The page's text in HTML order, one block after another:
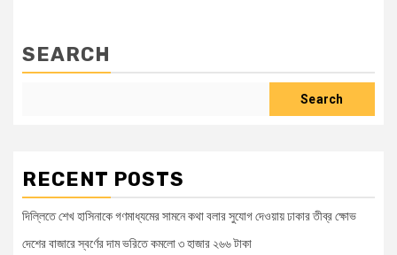
SEARCH
Search
RECENT POSTS
দিল্লিতে শেখ হাসিনাকে গণমাধ্যমের সামনে কথা বলার সুযোগ দেওয়ায় ঢাকার তীব্র ক্ষোভ
দেশের বাজারে স্বর্ণের দাম ভরিতে কমলো ৩ হাজার ২৬৬ টাকা